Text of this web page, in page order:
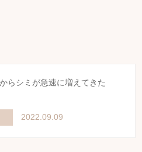
らシミが急速に増えてきた
2022.09.09